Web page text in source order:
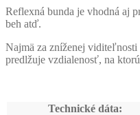
Reflexná bunda je vhodná aj
beh atď.
Najmä za zníženej
predlžuje vzdialenosť, na
Technické dáta: